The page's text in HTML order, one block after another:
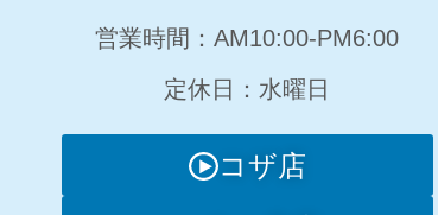
営業時間：AM10:00‐PM6:00
定休日：水曜日
コザ店